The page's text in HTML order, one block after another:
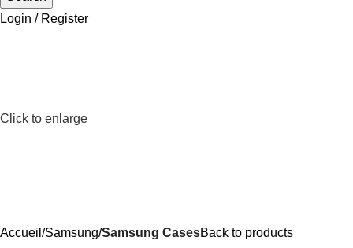
Login / Register
Click to enlarge
Accueil Samsung Samsung CasesBack to products